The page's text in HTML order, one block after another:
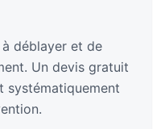
déblayer et de
Un devis gratuit
systématiquement